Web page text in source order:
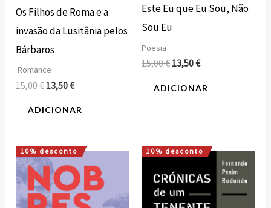
Os Filhos de Roma e a
invasão da Lusitânia pelos
Bárbaros
Romance
15,00€ 13,50€
ADICIONAR
Este Eu que Eu Sou, Não
Sou Eu
Poesia
15,00€ 13,50€
ADICIONAR
10% desconto
O
preço
original
era:
16,00 €.
O
preço
atual
é:
14,40 €.
10% desconto
O
original
era:
15,00 €.
O
atual
13,50 €.